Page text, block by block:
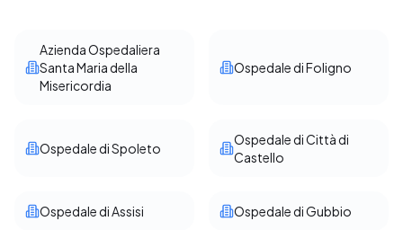
Azienda Ospedaliera
Santa Maria della
Misericordia
Ospedale di Foligno
Ospedale di Spoleto
Ospedale di Città di
Castello
Ospedale di Assisi Ospedale di Gubbio